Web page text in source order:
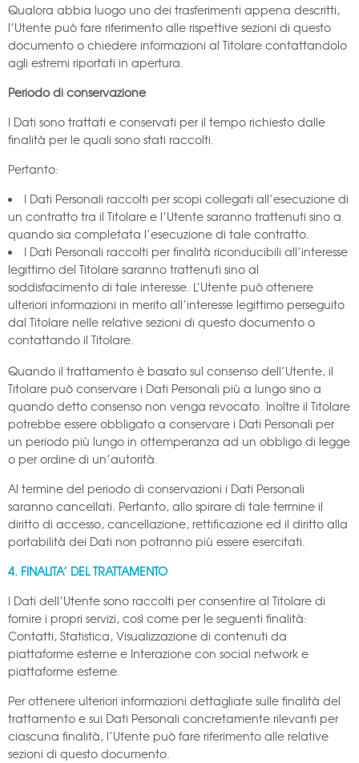
Qualora abbia luogo uno dei trasferimenti appena descritti,
l’Utente può fare riferimento alle rispettive sezioni di questo
documento o chiedere informazioni al Titolare contattandolo
agli estremi riportati in apertura.
Periodo di conservazione
I Dati sono trattati e conservati per il tempo richiesto dalle
finalità per le quali sono stati raccolti.
Pertanto:
I Dati Personali raccolti per scopi collegati all’esecuzione di
un contratto tra il Titolare e l’Utente saranno trattenuti sino a
quando sia completata l’esecuzione di tale contratto.
I Dati Personali raccolti per finalità riconducibili all’interesse
legittimo del Titolare saranno trattenuti sino al
soddisfacimento di tale interesse. L’Utente può ottenere
ulteriori informazioni in merito all’interesse legittimo perseguito
dal Titolare nelle relative sezioni di questo documento o
contattando il Titolare.
Quando il trattamento è basato sul consenso dell’Utente, il
Titolare può conservare i Dati Personali più a lungo sino a
quando detto consenso non venga revocato. Inoltre il Titolare
potrebbe essere obbligato a conservare i Dati Personali per
un periodo più lungo in ottemperanza ad un obbligo di legge
o per ordine di un’autorità.
Al termine del periodo di conservazioni i Dati Personali
saranno cancellati. Pertanto, allo spirare di tale termine il
diritto di accesso, cancellazione, rettificazione ed il diritto alla
portabilità dei Dati non potranno più essere esercitati.
4. FINALITA’ DEL TRATTAMENTO
I Dati dell’Utente sono raccolti per consentire al Titolare di
fornire i propri servizi, così come per le seguenti finalità:
Contatti, Statistica, Visualizzazione di contenuti da
piattaforme esterne e Interazione con social network e
piattaforme esterne.
Per ottenere ulteriori informazioni dettagliate sulle finalità del
trattamento e sui Dati Personali concretamente rilevanti per
ciascuna finalità, l’Utente può fare riferimento alle relative
sezioni di questo documento.